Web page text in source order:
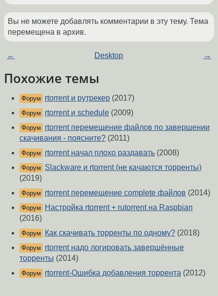
Вы не можете добавлять комментарии в эту тему. Тема
перемещена в архив.
← Desktop →
Похожие темы
Форум rtorrent и рутрекер (2017)
Форум rtorrent и schedule (2009)
Форум
rtorrent перемещение файлов по завершении
скачивания - поясните? (2011)
Форум rtorrent начал плохо раздавать (2008)
Форум
Slackware и rtorrent (не качаются торренты)
(2019)
Форум rtorrent перемещение complete файлов (2014)
Форум
Настройка rtorrent + rutorrent на Raspbian
(2016)
Форум Как скачивать торренты по одному? (2018)
Форум
rtorrent надо логировать завершённые
торренты (2014)
Форум rtorrent-Ошибка добавления торрента (2012)